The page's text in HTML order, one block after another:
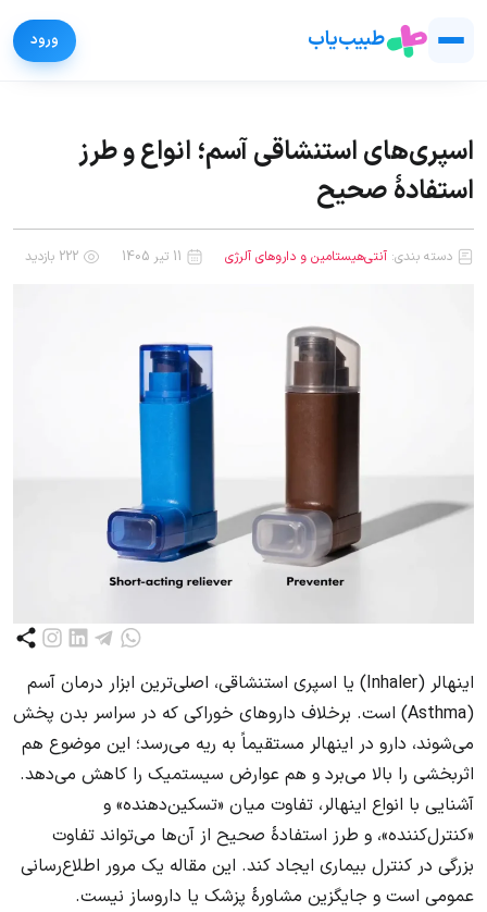
طبیب‌یاب
اسپری‌های استنشاقی آسم؛ انواع و طرز
استفادهٔ صحیح
دسته بندی: آنتی‌هیستامین و داروهای آلرژی
اینهالر (Inhaler) یا اسپری استنشاقی، اصلی‌ترین ابزار درمان آسم
(Asthma) است. برخلاف داروهای خوراکی که در سراسر بدن پخش
می‌شوند، دارو در اینهالر مستقیماً به ریه می‌رسد؛ این موضوع هم
اثربخشی را بالا می‌برد و هم عوارض سیستمیک را کاهش می‌دهد.
آشنایی با انواع اینهالر، تفاوت میان «تسکین‌دهنده» و
«کنترل‌کننده»، و طرز استفادهٔ صحیح از آن‌ها می‌تواند تفاوت
بزرگی در کنترل بیماری ایجاد کند. این مقاله یک مرور اطلاع‌رسانی
عمومی است و جایگزین مشاورهٔ پزشک یا داروساز نیست.